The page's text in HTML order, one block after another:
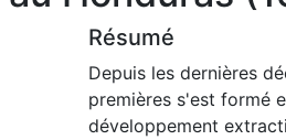
Résumé
Depuis les dernières
premières s'est formé
développement